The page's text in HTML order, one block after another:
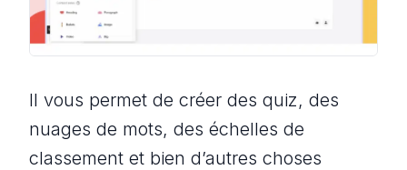
Il vous permet de créer des quiz, des
nuages de mots, des échelles de
classement et bien d’autres choses